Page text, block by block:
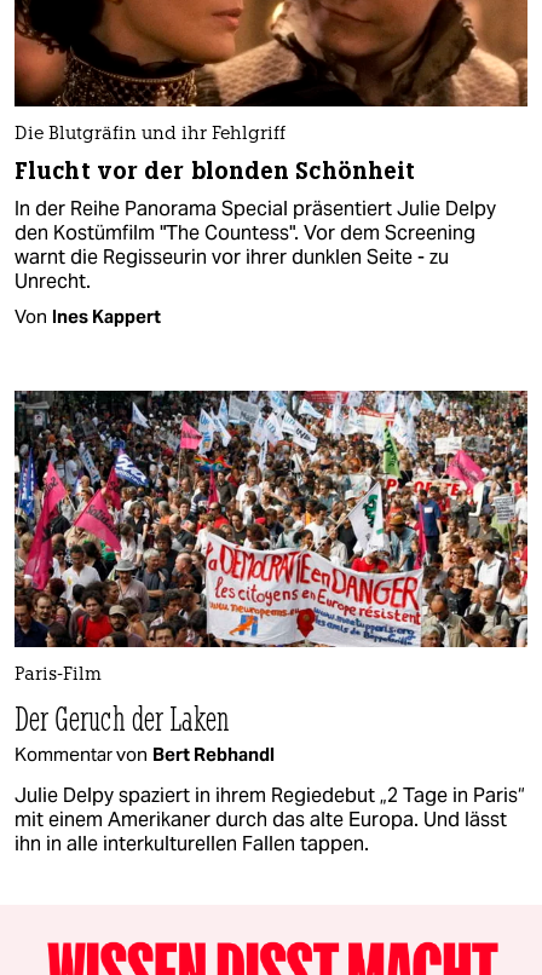
Die Blutgräfin und ihr Fehlgriff
Flucht vor der blonden Schönheit
In der Reihe Panorama Special präsentiert Julie Delpy
den Kostümfilm "The Countess". Vor dem Screening
warnt die Regisseurin vor ihrer dunklen Seite - zu
Unrecht.
Von Ines Kappert
Paris-Film
Der Geruch der Laken
Kommentar von Bert Rebhandl
Julie Delpy spaziert in ihrem Regiedebut „2 Tage in Paris“
mit einem Amerikaner durch das alte Europa. Und lässt
ihn in alle interkulturellen Fallen tappen.